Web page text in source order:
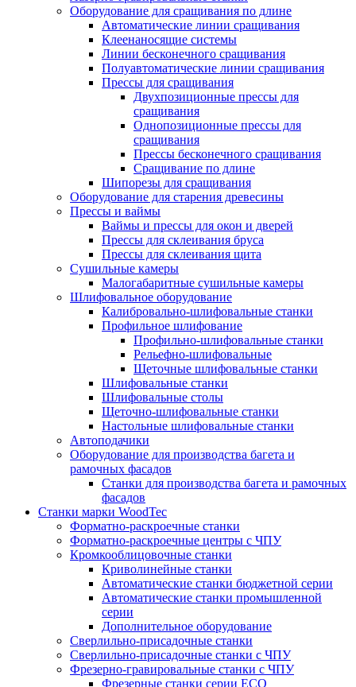
Оборудование для сращивания по длине
Автоматические линии сращивания
Клеенаносящие системы
Линии бесконечного сращивания
Полуавтоматические линии сращивания
Прессы для сращивания
Двухпозиционные прессы для
сращивания
Однопозиционные прессы для
сращивания
Прессы бесконечного сращивания
Сращивание по длине
Шипорезы для сращивания
Оборудование для старения древесины
Прессы и ваймы
Ваймы и прессы для окон и дверей
Прессы для склеивания бруса
Прессы для склеивания щита
Сушильные камеры
Малогабаритные сушильные камеры
Шлифовальное оборудование
Калибровально-шлифовальные станки
Профильное шлифование
Профильно-шлифовальные станки
Рельефно-шлифовальные
Щеточные шлифовальные станки
Шлифовальные станки
Шлифовальные столы
Щеточно-шлифовальные станки
Настольные шлифовальные станки
Автоподачики
Оборудование для производства багета и
рамочных фасадов
Станки для производства багета и рамочных
фасадов
Станки марки WoodTec
Форматно-раскроечные станки
Форматно-раскроечные центры с ЧПУ
Кромкооблицовочные станки
Криволинейные станки
Автоматические станки бюджетной серии
Автоматические станки промышленной
серии
Дополнительное оборудование
Сверлильно-присадочные станки
Сверлильно-присадочные станки с ЧПУ
Фрезерно-гравировальные станки с ЧПУ
Фрезерные станки серии ECO